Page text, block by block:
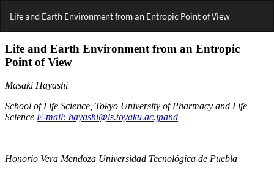
los
detalles
del
artículo
Life and Earth Environment from an Entropic Point of View